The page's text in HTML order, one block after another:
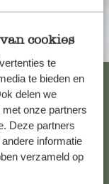
cookies
te
te bieden en
delen we
onze partners
Deze partners
informatie
verzameld op
ou d’aide,